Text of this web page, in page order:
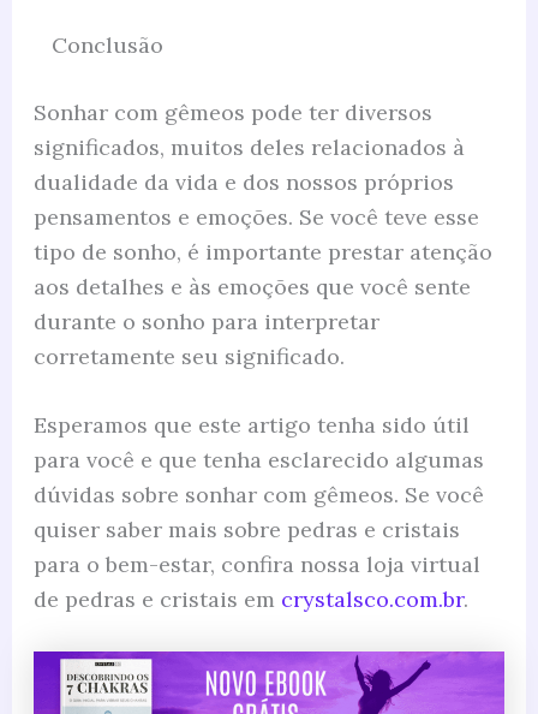
Conclusão
Sonhar com gêmeos pode ter diversos
significados, muitos deles relacionados à
dualidade da vida e dos nossos próprios
pensamentos e emoções. Se você teve esse
tipo de sonho, é importante prestar atenção
aos detalhes e às emoções que você sente
durante o sonho para interpretar
corretamente seu significado.
Esperamos que este artigo tenha sido útil
para você e que tenha esclarecido algumas
dúvidas sobre sonhar com gêmeos. Se você
quiser saber mais sobre pedras e cristais
para o bem-estar, confira nossa loja virtual
de pedras e cristais em crystalsco.com.br.